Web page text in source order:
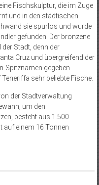
Fischskulptur, die im Zuge
und in den städtischen
sie spurlos und wurde
gefunden. Der bronzene
Stadt, denn der
Cruz und übergreifend der
Spitznamen gegeben.
sehr beliebte Fische.
der Stadtverwaltung
um den
besteht aus 1.500
auf einem 16 Tonnen